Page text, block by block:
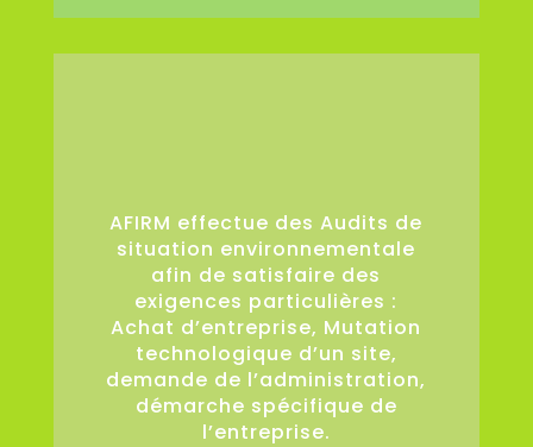
AFIRM effectue des Audits de
situation environnementale
afin de satisfaire des
exigences particulières :
Achat d’entreprise, Mutation
technologique d’un site,
demande de l’administration,
démarche spécifique de
l’entreprise.